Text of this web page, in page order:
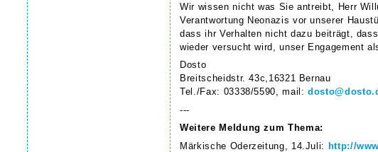
Wir wissen nicht was Sie antreibt, Herr
Verantwortung Neonazis vor unserer
dass ihr Verhalten nicht dazu beiträgt,
wieder versucht wird, unser Engagement
Dosto
Breitscheidstr. 43c,16321 Bernau
Tel./Fax: 03338/5590, mail:
---
Weitere Meldung zum Thema:
Märkische Oderzeitung, 14.Juli: http://